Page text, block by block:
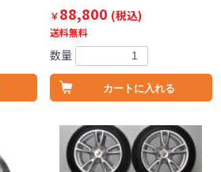
￥88,800 (税込)
送料無料
数量
カートに入れる